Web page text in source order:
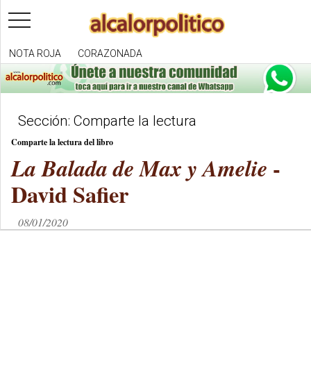
toggle
navigation
NOTA ROJA CORAZONADA
Sección: Comparte la lectura
Comparte la lectura del libro
La Balada de Max y Amelie -
David Safier
08/01/2020